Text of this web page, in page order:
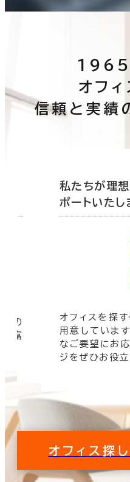
1965
オフ
信頼と実績
の
豊富
私たちが理
ポートいたし
オフィスを探
用意していま
なご要望にお
ジをぜひお役立
オフィス探